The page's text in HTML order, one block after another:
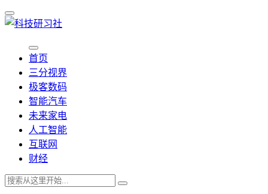
首页
三分视界
极客数码
智能汽车
未来家电
人工智能
互联网
财经